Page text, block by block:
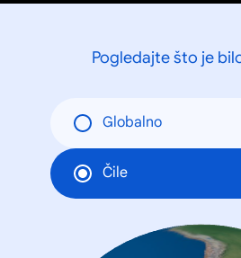
Pogledajte što je
Globalno
Čile